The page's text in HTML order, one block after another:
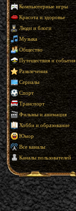
Компьютерные игры
Красота и здоровье
Люди и блоги
Музыка
Общество
Путешествия и события
Развлечения
Сериалы
Спорт
Транспорт
Фильмы и анимация
Хобби и образование
Юмор
Все каналы
Каналы пользователей